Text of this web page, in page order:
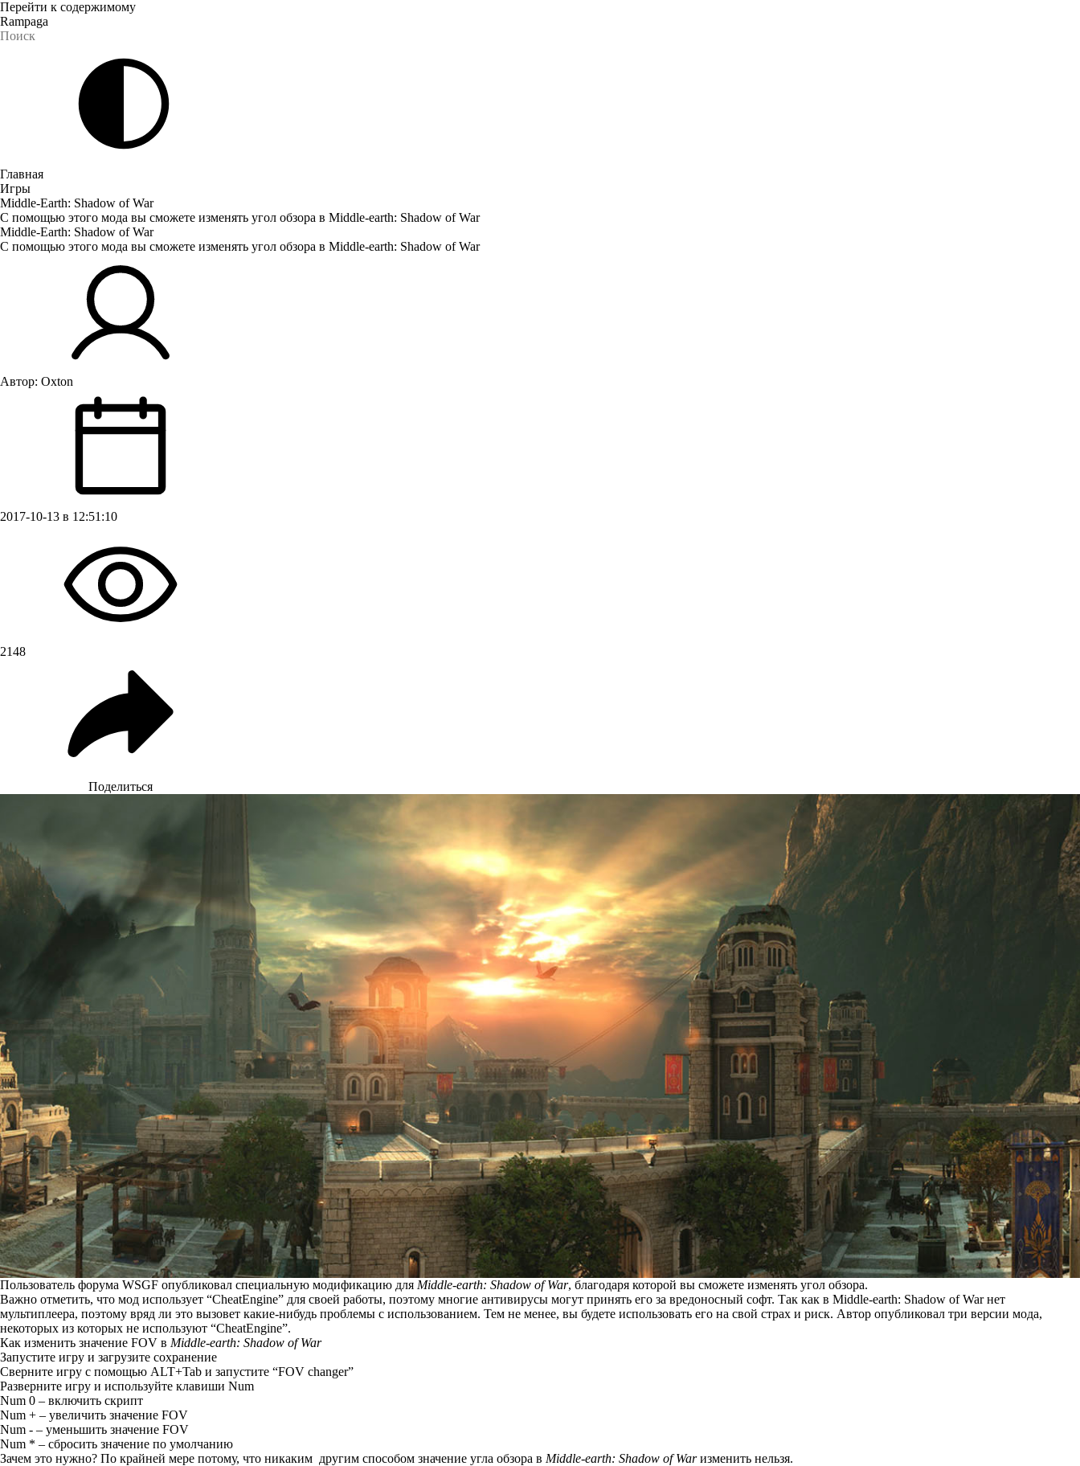
Перейти к содержимому
Rampaga
Главная
Игры
Middle-Earth: Shadow of War
С помощью этого мода вы сможете изменять угол обзора в Middle-earth: Shadow of War
Middle-Earth: Shadow of War
С помощью этого мода вы сможете изменять угол обзора в Middle-earth: Shadow of War
Автор: Oxton
2017-10-13 в 12:51:10
2148
Поделиться
Пользователь форума WSGF опубликовал специальную модификацию для Middle-earth: Shadow of War, благодаря которой вы сможете изменять угол обзора.
Важно отметить, что мод использует “CheatEngine” для своей работы, поэтому многие антивирусы могут принять его за вредоносный софт. Так как в Middle-earth: Shadow of War нет
мультиплеера, поэтому вряд ли это вызовет какие-нибудь проблемы с использованием. Тем не менее, вы будете использовать его на свой страх и риск. Автор опубликовал три версии мода,
некоторых из которых не используют “CheatEngine”.
Как изменить значение FOV в Middle-earth: Shadow of War
Запустите игру и загрузите сохранение
Сверните игру с помощью ALT+Tab и запустите “FOV changer”
Разверните игру и используйте клавиши Num
Num 0 – включить скрипт
Num + – увеличить значение FOV
Num - – уменьшить значение FOV
Num * – сбросить значение по умолчанию
Зачем это нужно? По крайней мере потому, что никаким другим способом значение угла обзора в Middle-earth: Shadow of Warизменить нельзя.